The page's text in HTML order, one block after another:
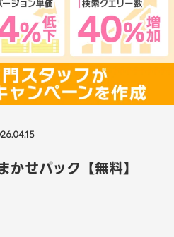
かせパック【無料】